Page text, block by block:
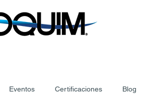
Eventos Certificaciones Blog